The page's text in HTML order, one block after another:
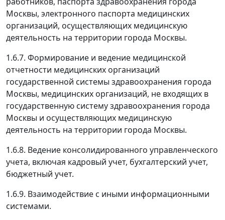
Москвы, электронного паспорта медицинских
организаций, осуществляющих медицинскую
деятельность на территории города Москвы.
1.6.7. Формирование и ведение медицинской
отчетности медицинских организаций
государственной системы здравоохранения города
Москвы, медицинских организаций, не входящих в
государственную систему здравоохранения города
Москвы и осуществляющих медицинскую
деятельность на территории города Москвы.
1.6.8. Ведение консолидированного управленческого
учета, включая кадровый учет, бухгалтерский учет,
бюджетный учет.
1.6.9. Взаимодействие с иными информационными
системами.